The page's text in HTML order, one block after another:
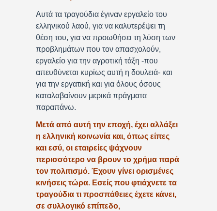
Αυτά τα τραγούδια έγιναν εργαλείο του
ελληνικού λαού, για να καλυτερέψει τη
θέση του, για να προωθήσει τη λύση των
προβλημάτων που τον απασχολούν,
εργαλείο για την αγροτική τάξη -που
απευθύνεται κυρίως αυτή η δουλειά- και
για την εργατική και για όλους όσους
καταλαβαίνουν μερικά πράγματα
παραπάνω.
Μετά από αυτή την εποχή, έχει αλλάξει
η ελληνική κοινωνία και, όπως είπες
και εσύ, οι εταιρείες ψάχνουν
περισσότερο να βρουν το χρήμα παρά
τον πολιτισμό. Έχουν γίνει ορισμένες
κινήσεις τώρα. Εσείς που φτιάχνετε τα
τραγούδια τι προσπάθειες έχετε κάνει,
σε συλλογικό επίπεδο,